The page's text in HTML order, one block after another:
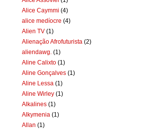
Alice Caymmi (4)
alice medíocre (4)
Alien TV (1)
Alienação Afrofuturista (2)
aliendawg. (1)
Aline Calixto (1)
Aline Gonçalves (1)
Aline Lessa (1)
Aline Wirley (1)
Alkalines (1)
Alkymenia (1)
Allan (1)